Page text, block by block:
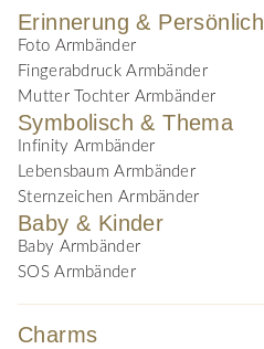
Erinnerung & Persönlich
Foto Armbänder
Fingerabdruck Armbänder
Mutter Tochter Armbänder
Symbolisch & Thema
Infinity Armbänder
Lebensbaum Armbänder
Sternzeichen Armbänder
Baby & Kinder
Baby Armbänder
SOS Armbänder
Charms